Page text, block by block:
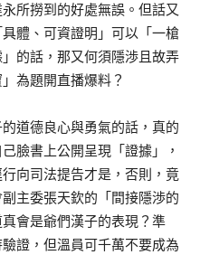
所撈到的好處無誤。但話又
體、可資證明」可以「一槍
的話，那又何須隱渉且故弄
為題開直播爆料？
道德良心與勇氣的話，真的
臉書上公開呈現「證據」，
向司法提告才是，否則，竟
主委張天欽的「間接隱渉的
會是爺們漢子的表現？準
證，但溫員可千萬不要成為